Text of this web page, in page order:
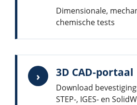
Dimensionale,
chemische tests
› 3D CAD-portaal
Download
STEP-, IGES- en